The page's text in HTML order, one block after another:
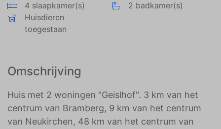
4 slaapkamer(s)
2 badkamer(s)
Huisdieren
toegestaan
Omschrijving
Huis met 2 woningen "Geislhof". 3 km van het
centrum van Bramberg, 9 km van het centrum
van Neukirchen, 48 km van het centrum van